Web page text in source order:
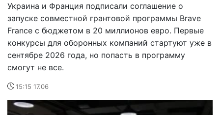
Украина и Франция подписали соглашение о
запуске совместной грантовой программы Brave
France с бюджетом в 20 миллионов евро. Первые
конкурсы для оборонных компаний стартуют уже в
сентябре 2026 года, но попасть в программу
смогут не все.
15:15 17.06